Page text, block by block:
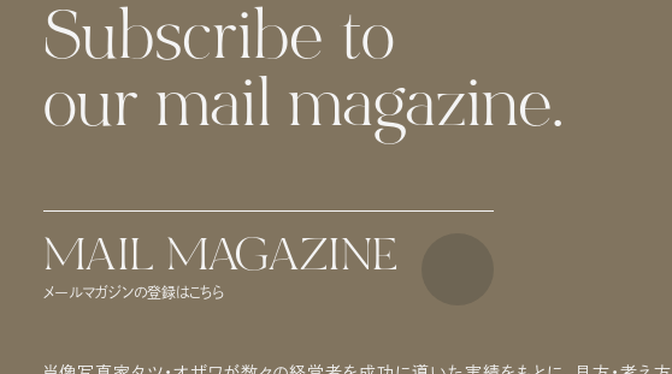
Subscribe to
our mail magazine.
MAIL MAGAZINE
メールマガジンの登録はこちら